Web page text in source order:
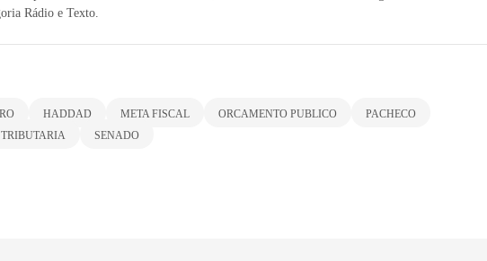
Rádio e Texto.
HADDAD META FISCAL ORCAMENTO PUBLICO
PACHECO
SENADO